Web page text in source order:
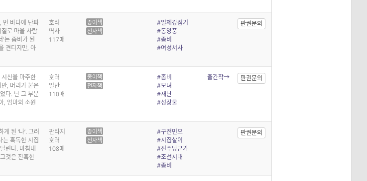
먼 바다에 난파
로 마을 사람
'는 좀비가 된
견디지만, 아
호러
역사
117매
종이책
전자책
#일제강점기
#동양풍
#좀비
#여성서사
판권문의
신을 마주한
, 머리가 붙은
다. 난 그 부분
, 엄마의 소원
호러
일반
110매
종이책
전자책
#좀비
#모녀
#재난
#성장물
출간작→ 판권문의
된 ‘나’. 그러
는 혹독한 시집
린다. 마침내
것은 잔혹한
판타지
호러
108매
종이책
전자책
#구전민요
#시집살이
#진주낭군가
#조선시대
#좀비
판권문의